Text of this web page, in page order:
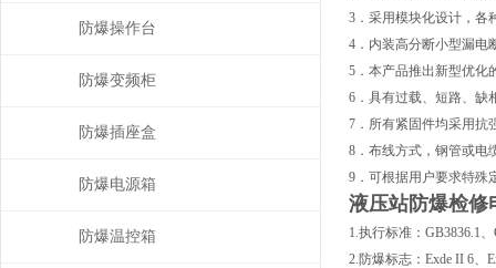
3．采用模块化设计，各
4．内装高分断小型漏电
5．本产品推出新型优化
6．具有过载、短路、缺
7．所有紧固件均采用抗
8．布线方式，钢管或电
9．可根据用户要求特殊
液压站防爆检修
1.执行标准：GB3836.1
2.防爆标志：Exde II 6、
防爆操作台
防爆变频柜
防爆插座盒
防爆电源箱
防爆温控箱